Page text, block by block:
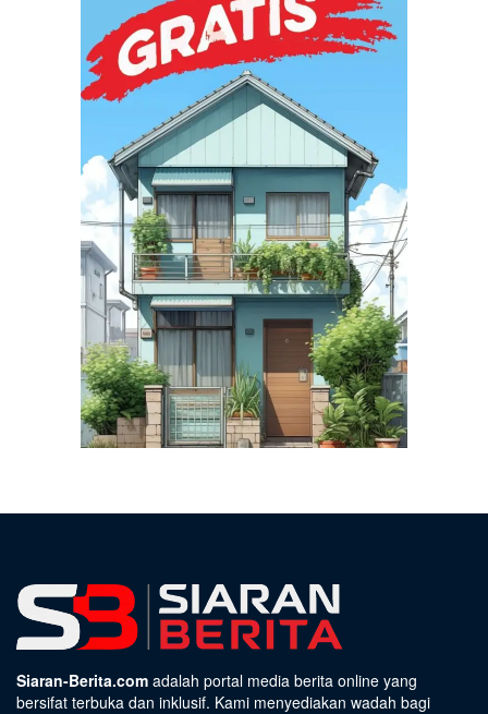
Siaran-Berita.com adalah portal media berita online yang
bersifat terbuka dan inklusif. Kami menyediakan wadah bagi